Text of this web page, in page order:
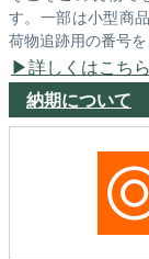
す。一部は小型商
荷物追跡用の番号を
詳しくはこちら
納期について